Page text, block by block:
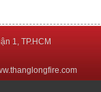
1, TP.HCM